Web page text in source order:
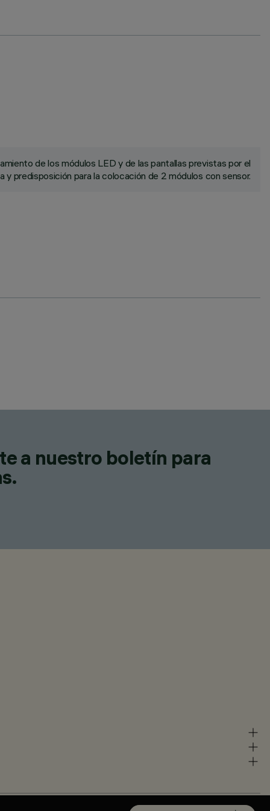
de los módulos LED y de las pantallas previstas por el
y predisposición para la colocación de 2 módulos con sensor.
a nuestro boletín para